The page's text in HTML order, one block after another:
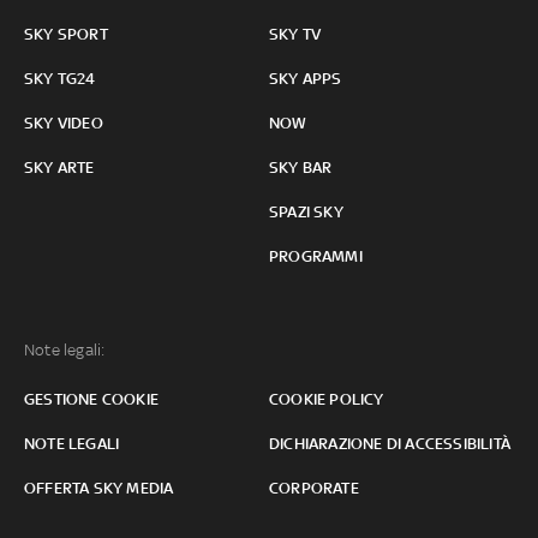
SKY SPORT
SKY TG24
SKY VIDEO
SKY ARTE
SKY TV
SKY APPS
NOW
SKY BAR
SPAZI SKY
PROGRAMMI
Note legali:
GESTIONE COOKIE COOKIE POLICY
NOTE LEGALI DICHIARAZIONE DI ACCESSIBILITÀ
OFFERTA SKY MEDIA CORPORATE